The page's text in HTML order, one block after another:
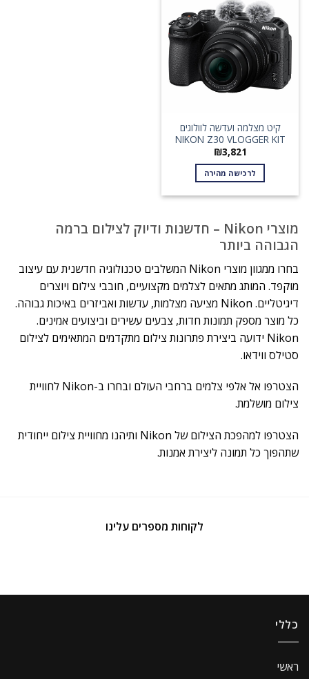
קיט מצלמה ועדשה לוולוגים
NIKON Z30 VLOGGER KIT
₪3,821
לרכישה מהירה
מוצרי Nikon – חדשנות ודיוק לצילום ברמה
הגבוהה ביותר
בחרו ממגוון מוצרי Nikon המשלבים טכנולוגיה חדשנית עם עיצוב
מוקפד. המותג מתאים לצלמים מקצועיים, חובבי צילום ויוצרים
דיגיטליים. Nikon מציעה מצלמות, עדשות ואביזרים באיכות גבוהה.
כל מוצר מספק תמונות חדות, צבעים עשירים וביצועים אמינים.
Nikon ידועה ביצירת פתרונות צילום מתקדמים המתאימים לצילום
סטילס ווידאו.
הצטרפו אל אלפי צלמים ברחבי העולם ובחרו ב-Nikon לחוויית
צילום מושלמת.
הצטרפו למהפכת הצילום של Nikon ותיהנו מחוויית צילום ייחודית
שתהפוך כל תמונה ליצירת אמנות.
לקוחות מספרים עלינו
כללי
ראשי